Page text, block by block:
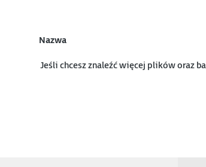
Nazwa
Jeśli chcesz znaleźć więcej plików oraz